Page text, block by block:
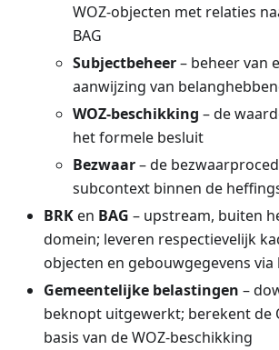
WOZ-objecten met relaties
BAG
Subjectbeheer– beheer van
aanwijzing van
WOZ-beschikking – de
het formele besluit
Bezwaar– de
subcontext binnen de
BRKen BAG – upstream, buiten
domein; leveren respectievelijk
objecten en gebouwgegevens via
Gemeentelijke belastingen –
beknopt uitgewerkt; berekent de
basis van de WOZ-beschikking